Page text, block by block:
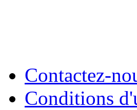
Contactez-
Conditions